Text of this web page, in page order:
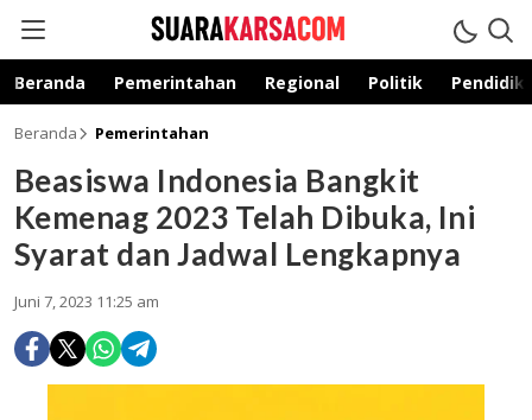
suarakarsa.com
Informasi terpercaya
Beranda Pemerintahan Regional Politik
Beranda Pemerintahan
Beasiswa Indonesia Bangkit
Kemenag 2023 Telah Dibuka, Ini
Syarat dan Jadwal Lengkapnya
Juni 7, 2023 11:25 am